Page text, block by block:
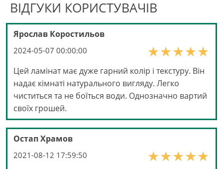
ВІДГУКИ КОРИСТУВАЧІВ
Ярослав Коростильов
2024-05-07 00:00:00
Цей ламінат має дуже гарний колір і текстуру. Він
надає кімнаті натурального вигляду. Легко
чиститься та не боїться води. Однозначно вартий
своїх грошей.
Остап Храмов
2021-08-12 17:59:50